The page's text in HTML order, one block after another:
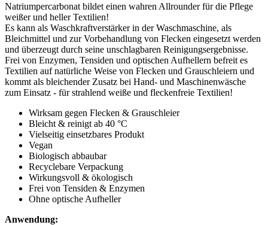
Natriumpercarbonat bildet einen wahren Allrounder für die Pflege
weißer und heller Textilien!
Es kann als Waschkraftverstärker in der Waschmaschine, als
Bleichmittel und zur Vorbehandlung von Flecken eingesetzt werden
und überzeugt durch seine unschlagbaren Reinigungsergebnisse.
Frei von Enzymen, Tensiden und optischen Aufhellern befreit es
Textilien auf natürliche Weise von Flecken und Grauschleiern und
kommt als bleichender Zusatz bei Hand- und Maschinenwäsche
zum Einsatz - für strahlend weiße und fleckenfreie Textilien!
Wirksam gegen Flecken & Grauschleier
Bleicht & reinigt ab 40 °C
Vielseitig einsetzbares Produkt
Vegan
Biologisch abbaubar
Recyclebare Verpackung
Wirkungsvoll & ökologisch
Frei von Tensiden & Enzymen
Ohne optische Aufheller
Anwendung: